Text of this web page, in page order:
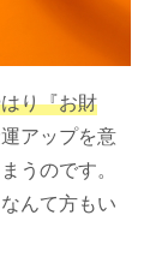
り『お財
アップを意
うのです。
んて方もい